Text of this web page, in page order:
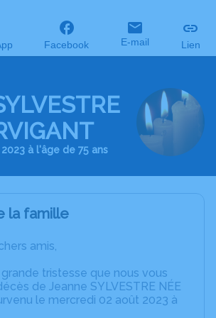
Facebook E-mail Lien
à l'âge de 75 ans
la famille
amis,
grande tristesse que nous vous
de Jeanne SYLVESTRE NÉE
le mercredi 02 août 2023 à